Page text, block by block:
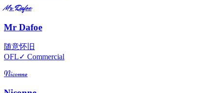
Mr Dafoe
Mr Dafoe
随意怀旧
OFL✓ Commercial
Niconne